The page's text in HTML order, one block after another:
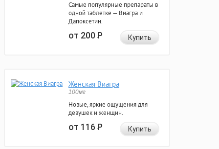
Самые популярные препараты в
одной таблетке — Виагра и
Дапоксетин.
от 200Р Купить
Женская Виагра
100мг
Новые, яркие ощущения для
девушек и женщин.
от 116Р Купить